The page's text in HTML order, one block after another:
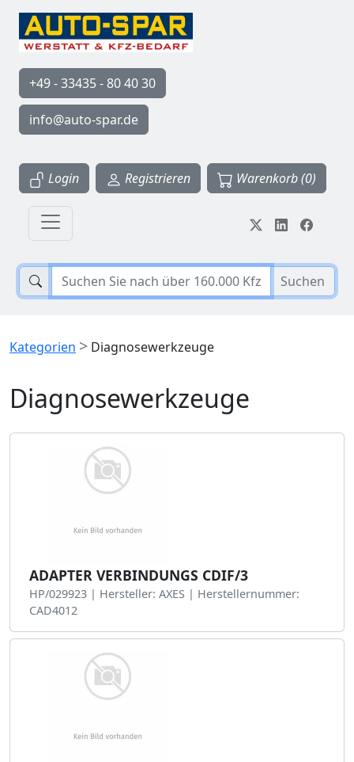
+49 - 33435 - 80 40 30
info@auto-spar.de
Login Registrieren Warenkorb (0)
Suchen
Kategorien > Diagnosewerkzeuge
Diagnosewerkzeuge
ADAPTER VERBINDUNGS CDIF/3
HP/029923 | Hersteller: AXES | Herstellernummer:
CAD4012